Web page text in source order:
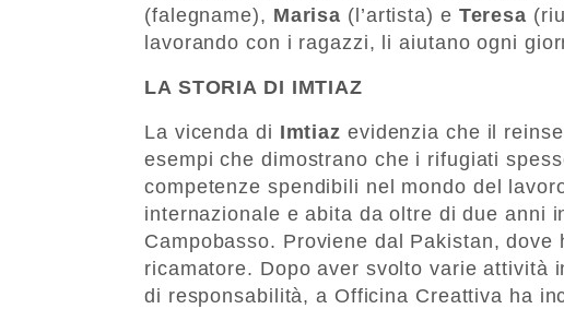
(falegname), Marisa (l’artista) e Teresa
lavorando con i ragazzi, li aiutano ogni
LA STORIA DI IMTIAZ
La vicenda di Imtiaz evidenzia che il
esempi che dimostrano che i rifugiati
competenze spendibili nel mondo del
internazionale e abita da oltre di due anni
Campobasso. Proviene dal Pakistan,
ricamatore. Dopo aver svolto varie attività
di responsabilità, a Officina Creattiva ha